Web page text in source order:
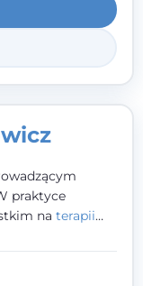
praktyce
na terapii
na